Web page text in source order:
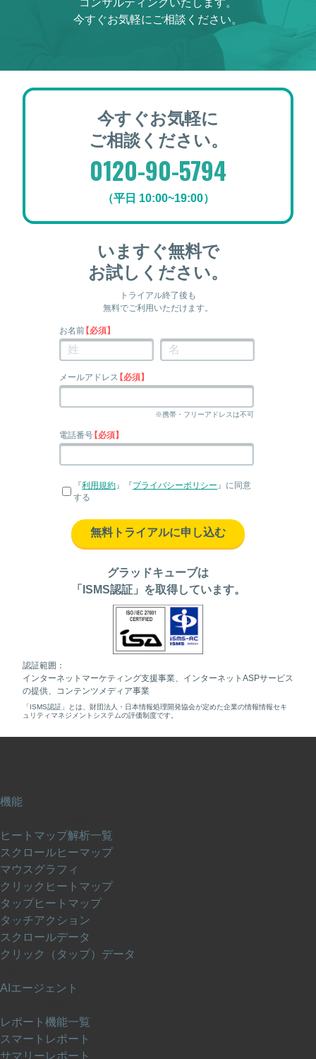
今すぐお気軽にご相談ください。
今すぐお気軽に
ご相談ください。
0120-90-5794
（平日 10:00~19:00）
グラッドキューブは
「ISMS認証」を取得しています。
認証範囲：
インターネットマーケティング支援事業、インターネットASPサービス
の提供、コンテンツメディア事業
「ISMS認証」とは、財団法人・日本情報処理開発協会が定めた企業の情報情報セキ
ュリティマネジメントシステムの評価制度です。
いますぐ無料で
お試しください。
トライアル終了後も
無料でご利用いただけます。
お名前【必須】
メールアドレス【必須】
※携帯・フリーアドレスは不可
電話番号【必須】
『利用規約 』『プライバシーポリシー 』に同意
する
無料トライアルに申し込む
機能
ヒートマップ解析一覧
スクロールヒーマップ
マウスグラフィ
クリックヒートマップ
タップヒートマップ
タッチアクション
スクロールデータ
クリック（タップ）データ
AIエージェント
レポート機能一覧
スマートレポート
サマリーレポート